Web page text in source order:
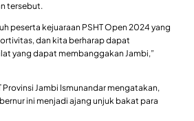
tersebut.
peserta kejuaraan PSHT Open 2024 yang
dan kita berharap dapat
yang dapat membanggakan Jambi,”
Provinsi Jambi Ismunandar mengatakan,
ini menjadi ajang unjuk bakat para